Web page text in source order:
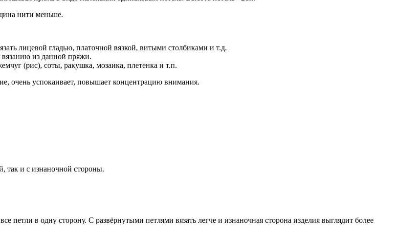
нити меньше.
лицевой гладью, платочной вязкой, витыми столбиками и т.д.
вязанию из данной пряжи.
(рис), соты, ракушка, мозаика, плетенка и т.п.
очень успокаивает, повышает концентрацию внимания.
так и с изнаночной стороны.
петли в одну сторону. С развёрнутыми петлями вязать легче и изнаночная сторона изделия выглядит более